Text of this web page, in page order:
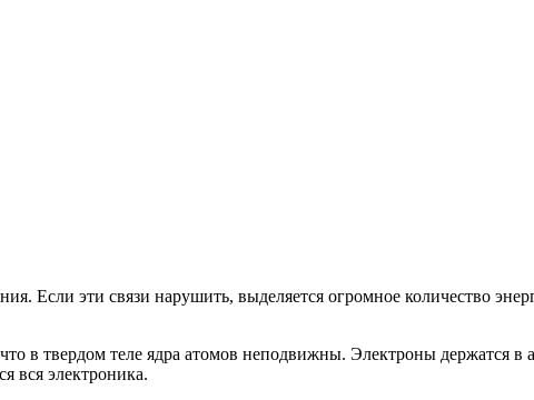
Если эти связи нарушить, выделяется огромное количество
в твердом теле ядра атомов неподвижны. Электроны держатся
вся электроника.